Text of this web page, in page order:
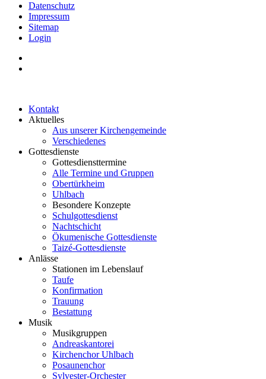
Datenschutz
Impressum
Sitemap
Login
Kontakt
Aktuelles
Aus unserer Kirchengemeinde
Verschiedenes
Gottesdienste
Gottesdiensttermine
Alle Termine und Gruppen
Obertürkheim
Uhlbach
Besondere Konzepte
Schulgottesdienst
Nachtschicht
Ökumenische Gottesdienste
Taizé-Gottesdienste
Anlässe
Stationen im Lebenslauf
Taufe
Konfirmation
Trauung
Bestattung
Musik
Musikgruppen
Andreaskantorei
Kirchenchor Uhlbach
Posaunenchor
Sylvester-Orchester